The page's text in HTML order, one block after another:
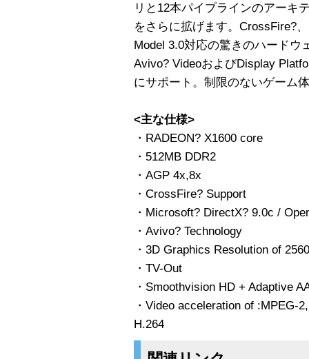
リと12本パイプラインのアーキ
をさらに拡げます。CrossFire?
Model 3.0対応の驚きのハードウ
Avivo? VideoおよびDisplay
にサポート。制限のないゲーム
<主な仕様>
・RADEON? X1600 core
・512MB DDR2
・AGP 4x,8x
・CrossFire? Support
・Microsoft? DirectX? 9.0c /
・Avivo? Technology
・3D Graphics Resolution of
・TV-Out
・Smoothvision HD + Adaptive
・Video acceleration of :MPEG-
H.264